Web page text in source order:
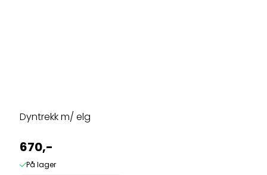
Dyntrekk m/ elg
670,-
På lager